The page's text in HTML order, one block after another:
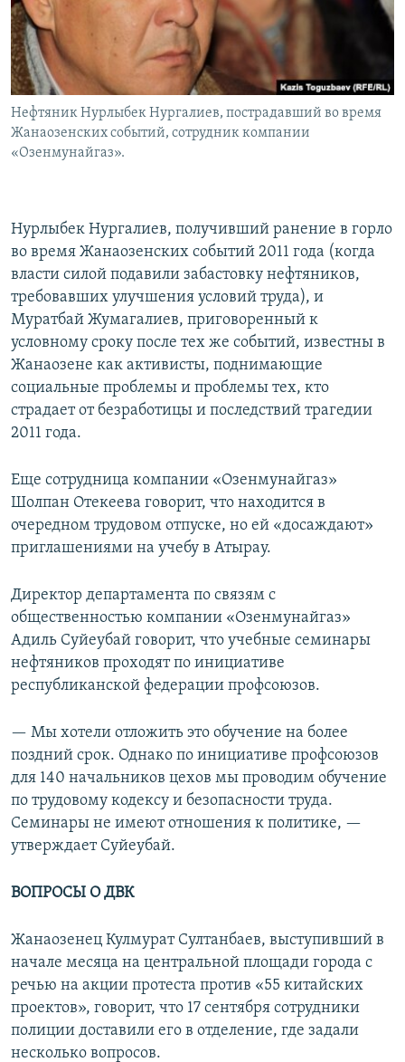
Нефтяник Нурлыбек Нургалиев, пострадавший во время
Жанаозенских событий, сотрудник компании
«Озенмунайгаз».
Нурлыбек Нургалиев, получивший ранение в горло
во время Жанаозенских событий 2011 года (когда
власти силой подавили забастовку нефтяников,
требовавших улучшения условий труда), и
Муратбай Жумагалиев, приговоренный к
условному сроку после тех же событий, известны в
Жанаозене как активисты, поднимающие
социальные проблемы и проблемы тех, кто
страдает от безработицы и последствий трагедии
2011 года.
Еще сотрудница компании «Озенмунайгаз»
Шолпан Отекеева говорит, что находится в
очередном трудовом отпуске, но ей «досаждают»
приглашениями на учебу в Атырау.
Директор департамента по связям с
общественностью компании «Озенмунайгаз»
Адиль Суйеубай говорит, что учебные семинары
нефтяников проходят по инициативе
республиканской федерации профсоюзов.
— Мы хотели отложить это обучение на более
поздний срок. Однако по инициативе профсоюзов
для 140 начальников цехов мы проводим обучение
по трудовому кодексу и безопасности труда.
Семинары не имеют отношения к политике, —
утверждает Суйеубай.
ВОПРОСЫ О ДВК
Жанаозенец Кулмурат Султанбаев, выступивший в
начале месяца на центральной площади города с
речью на акции протеста против «55 китайских
проектов», говорит, что 17 сентября сотрудники
полиции доставили его в отделение, где задали
несколько вопросов.